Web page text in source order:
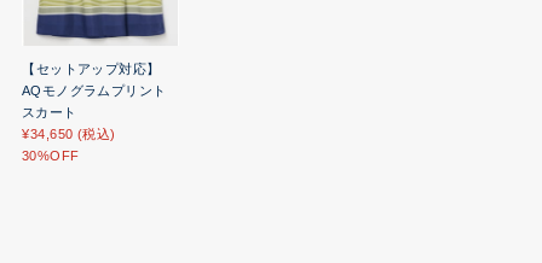
【セットアップ対応】
AQモノグラムプリント
スカート
¥34,650 (税込)
30%OFF